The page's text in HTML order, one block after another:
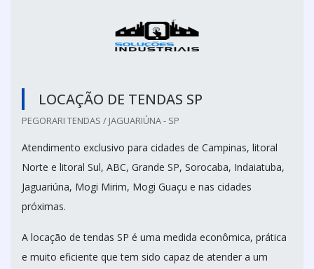
LOCAÇÃO DE TENDAS SP
PEGORARI TENDAS / JAGUARIÚNA - SP
Atendimento exclusivo para cidades de Campinas, litoral
Norte e litoral Sul, ABC, Grande SP, Sorocaba, Indaiatuba,
Jaguariúna, Mogi Mirim, Mogi Guaçu e nas cidades
próximas.
A locação de tendas SP é uma medida econômica, prática
e muito eficiente que tem sido capaz de atender a um